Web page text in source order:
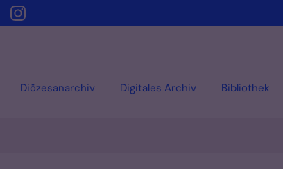
Diözesanarchiv Digitales Archiv Bibliothek